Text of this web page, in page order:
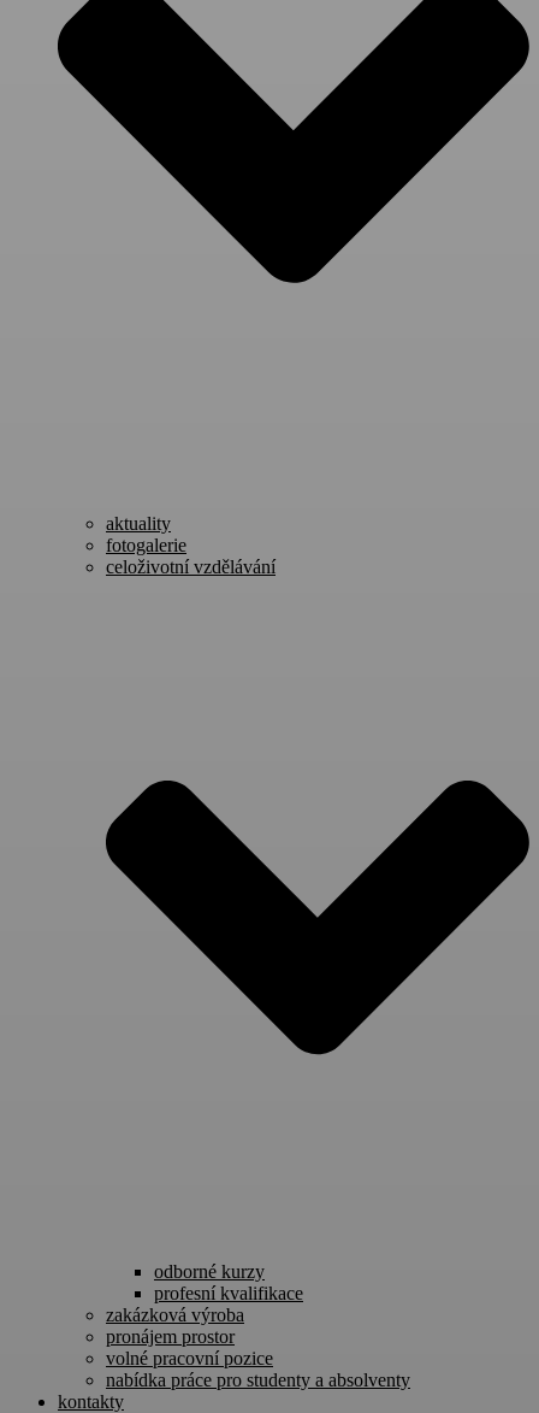
aktuality
fotogalerie
celoživotní vzdělávání
odborné kurzy
profesní kvalifikace
zakázková výroba
pronájem prostor
volné pracovní pozice
nabídka práce pro studenty a absolventy
kontakty